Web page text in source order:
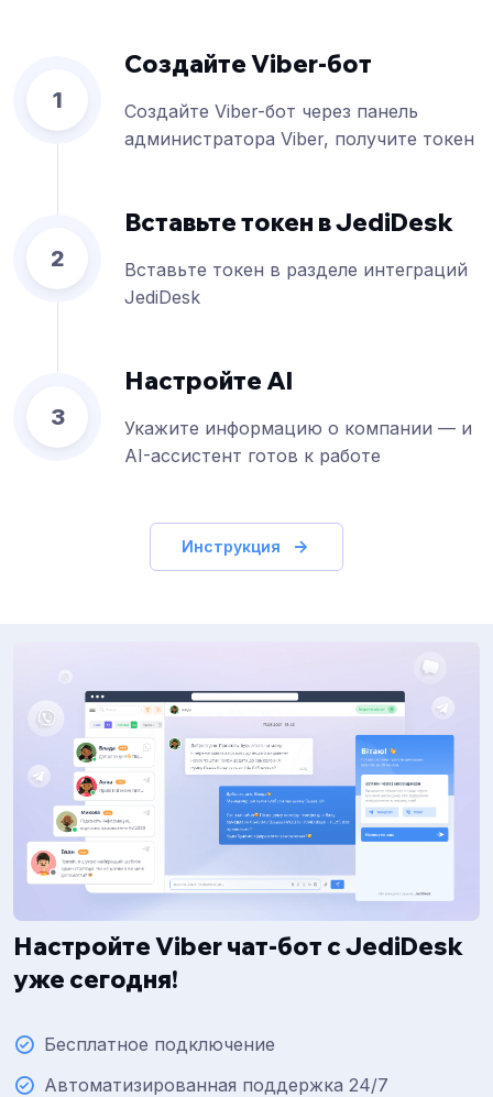
1
Создайте Viber-бот
Создайте Viber-бот через панель
администратора Viber, получите токен
2
Вставьте токен в JediDesk
Вставьте токен в разделе интеграций
JediDesk
3
Настройте AI
Укажите информацию о компании — и
AI-ассистент готов к работе
Инструкция
Настройте Viber чат-бот с JediDesk
уже сегодня!
Бесплатное подключение
Автоматизированная поддержка 24/7